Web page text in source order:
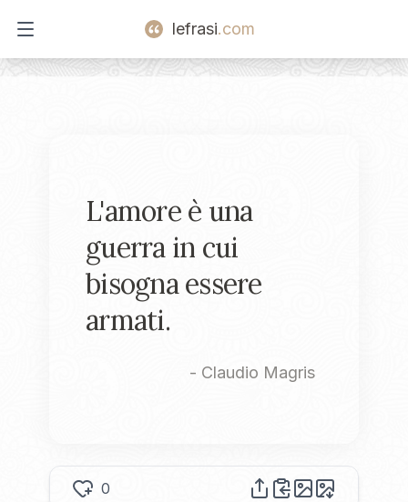
Open main menu
lefrasi.com
L'amore è una
guerra in cui
bisogna essere
armati.
- Claudio Magris
0